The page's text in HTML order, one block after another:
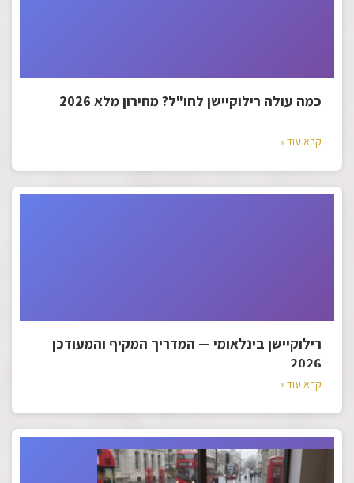
כמה עולה רילוקיישן לחו"ל? מחירון מלא 2026
קרא עוד »
רילוקיישן בינלאומי — המדריך המקיף והמעודכן
2026
קרא עוד »